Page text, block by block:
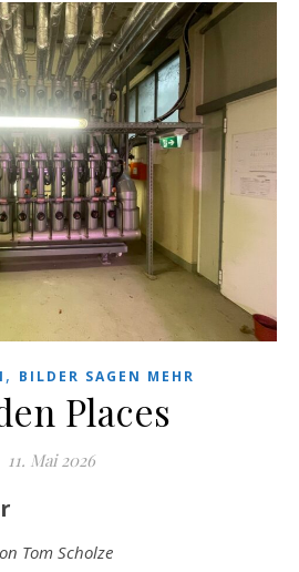
, BILDER SAGEN MEHR
Places
11. Mai 2026
Tom Scholze